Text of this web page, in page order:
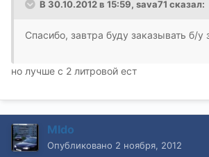
В 30.10.2012 в 15:59, sava71 сказал:
Спасибо, завтра буду заказывать б/у
но лучше с 2 литровой ест
MIdo
Опубликовано 2 ноября, 2012